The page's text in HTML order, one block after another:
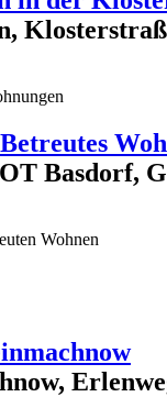
Basdorf,
Wohnen